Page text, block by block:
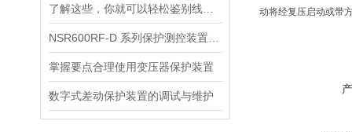
掌握要点合理使用变压器保护装置
数字式差动保护装置的调试与维护
动将经复压启动或带